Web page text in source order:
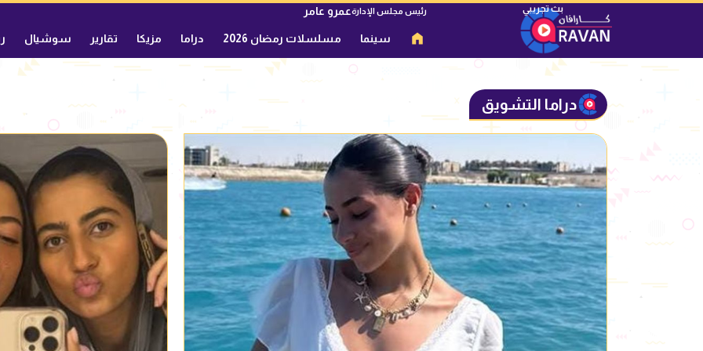
رئيس مجلس الإدارةعمرو عامر
سينما مسلسلات رمضان 2026 دراما مزيكا تقارير سوشيال
دراما التشويق